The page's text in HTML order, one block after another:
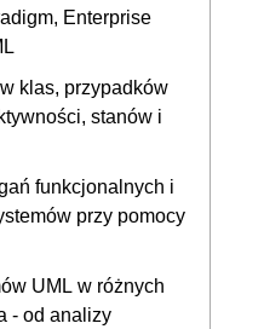
Enterprise
klas, przypadków
stanów i
funkcjonalnych i
przy pomocy
UML w różnych
- od analizy